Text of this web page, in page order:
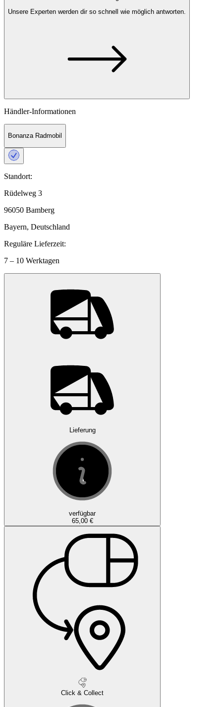
Unsere Experten werden dir so schnell wie möglich antworten.
Händler-Informationen
Bonanza Radmobil
Standort:
Rüdelweg 3
96050 Bamberg
Bayern, Deutschland
Reguläre Lieferzeit:
7 – 10 Werktagen
Lieferung
verfügbar
65,00 €
Click & Collect